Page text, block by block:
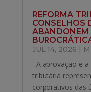
REFORMA
CONSELHOS
ABANDONEM
JUL 14, 2026 |
A aprovação e
tributária
corporativos das